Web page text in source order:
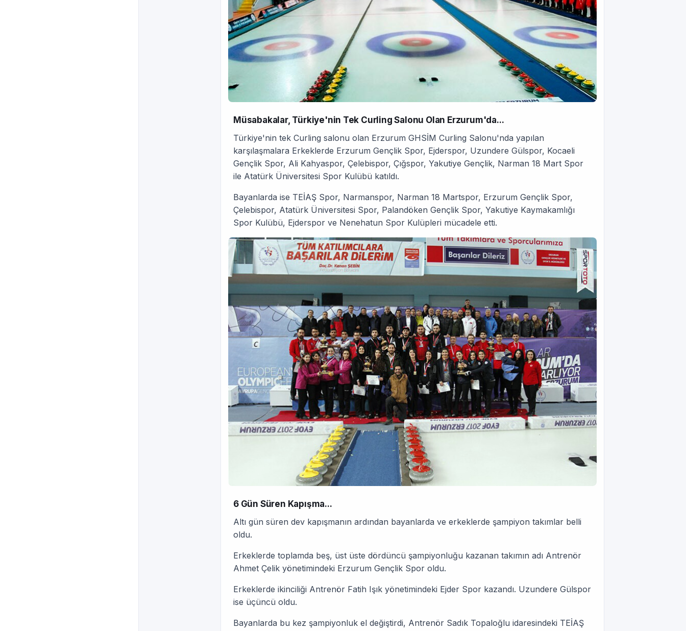
Müsabakalar, Türkiye'nin Tek Curling Salonu Olan Erzurum'da...
Türkiye'nin tek Curling salonu olan Erzurum GHSİM Curling Salonu'nda yapılan
karşılaşmalara Erkeklerde Erzurum Gençlik Spor, Ejderspor, Uzundere Gülspor, Kocaeli
Gençlik Spor, Ali Kahyaspor, Çelebispor, Çığspor, Yakutiye Gençlik, Narman 18 Mart Spor
ile Atatürk Üniversitesi Spor Kulübü katıldı.
Bayanlarda ise TEİAŞ Spor, Narmanspor, Narman 18 Martspor, Erzurum Gençlik Spor,
Çelebispor, Atatürk Üniversitesi Spor, Palandöken Gençlik Spor, Yakutiye Kaymakamlığı
Spor Kulübü, Ejderspor ve Nenehatun Spor Kulüpleri mücadele etti.
6 Gün Süren Kapışma...
Altı gün süren dev kapışmanın ardından bayanlarda ve erkeklerde şampiyon takımlar belli
oldu.
Erkeklerde toplamda beş, üst üste dördüncü şampiyonluğu kazanan takımın adı Antrenör
Ahmet Çelik yönetimindeki Erzurum Gençlik Spor oldu.
Erkeklerde ikinciliği Antrenör Fatih Işık yönetimindeki Ejder Spor kazandı. Uzundere Gülspor
ise üçüncü oldu.
Bayanlarda bu kez şampiyonluk el değiştirdi, Antrenör Sadık Topaloğlu idaresindeki TEİAŞ